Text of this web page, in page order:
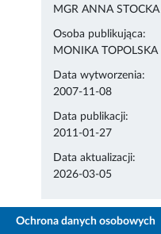
MGR ANNA STOCKA
Osoba publikująca:
MONIKA TOPOLSKA
Data wytworzenia:
2007-11-08
Data publikacji:
2011-01-27
Data aktualizacji:
2026-03-05
Ochrona danych osobowych